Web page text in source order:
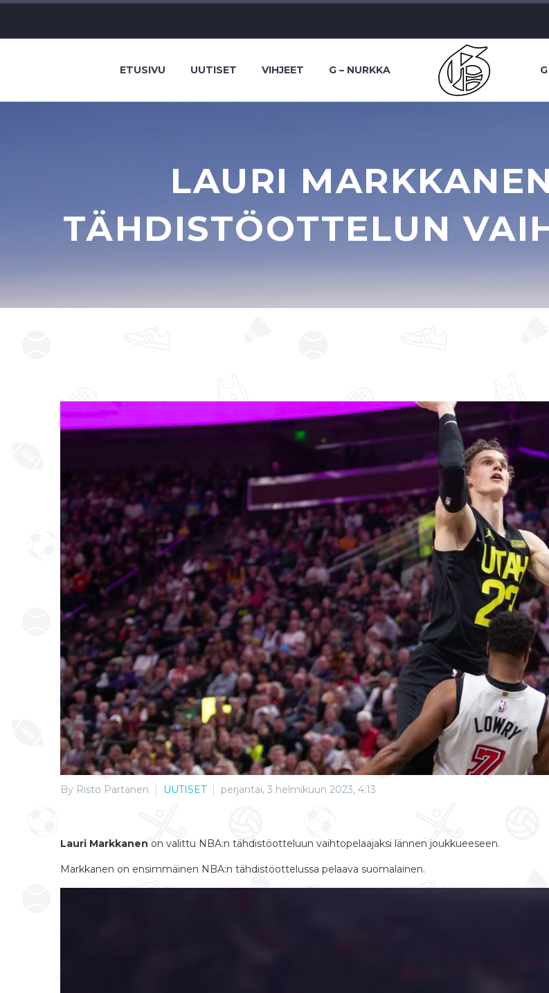
ETUSIVU UUTISET VIHJEET G – NURKKA
LAURI
TÄHDISTÖOTTELUN
By Risto Partanen UUTISET perjantai, 3 helmikuun 2023, 4:13
Lauri Markkanen on valittu NBA:n tähdistöotteluun vaihtopelaajaksi lännen joukkueeseen.
Markkanen on ensimmäinen NBA:n tähdistöottelussa pelaava suomalainen.